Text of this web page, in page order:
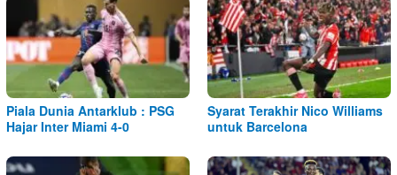
Piala Dunia Antarklub : PSG
Hajar Inter Miami 4-0
Syarat Terakhir Nico Williams
untuk Barcelona